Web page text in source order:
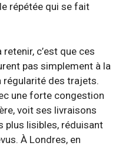
répétée qui se fait
c’est que ces
pas simplement à la
régularité des trajets.
une forte congestion
voit ses livraisons
plus lisibles, réduisant
À Londres, en